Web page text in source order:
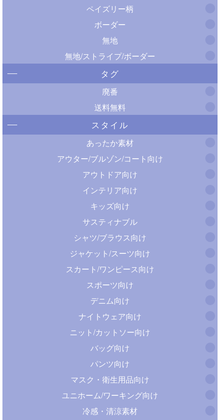
ペイズリー柄
ボーダー
無地
無地/ストライプ/ボーダー
タグ
廃番
送料無料
スタイル
あったか素材
アウター/ブルゾン/コート向け
アウトドア向け
インテリア向け
キッズ向け
サスティナブル
シャツ/ブラウス向け
ジャケット/スーツ向け
スカート/ワンピース向け
スポーツ向け
デニム向け
ナイトウェア向け
ニット/カットソー向け
バッグ向け
パンツ向け
マスク・衛生用品向け
ユニホーム/ワーキング向け
冷感・清涼素材